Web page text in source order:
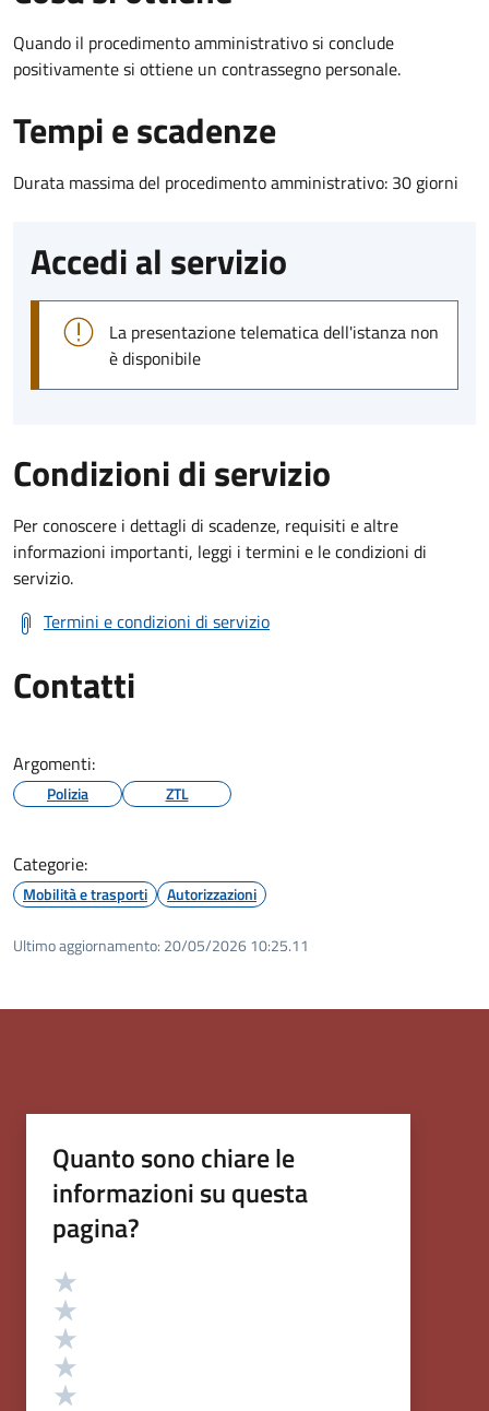
Quando il procedimento amministrativo si conclude
positivamente si ottiene un contrassegno personale.
Tempi e scadenze
Durata massima del procedimento amministrativo: 30 giorni
Accedi al servizio
La presentazione telematica dell'istanza non
è disponibile
Condizioni di servizio
Per conoscere i dettagli di scadenze, requisiti e altre
informazioni importanti, leggi i termini e le condizioni di
servizio.
Termini e condizioni di servizio
Contatti
Argomenti:
Polizia ZTL
Categorie:
Mobilità e trasporti Autorizzazioni
Ultimo aggiornamento: 20/05/2026 10:25.11
Quanto sono chiare le
informazioni su questa
pagina?
Valutazione